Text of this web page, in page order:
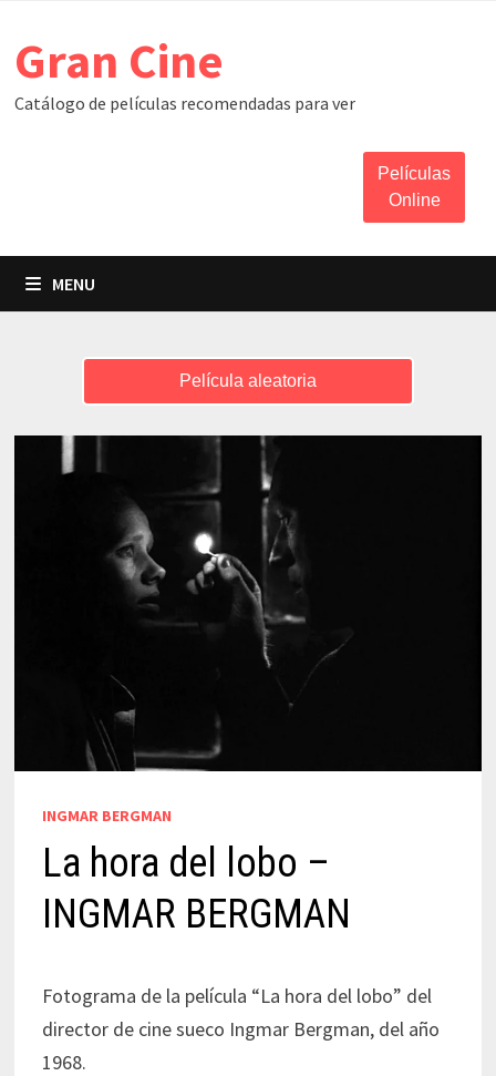
content
Gran Cine
Catálogo de películas recomendadas para ver
Películas
Online
MENU
Película aleatoria
INGMAR BERGMAN
La hora del lobo –
INGMAR BERGMAN
Fotograma de la película “La hora del lobo” del
director de cine sueco Ingmar Bergman, del año
1968.